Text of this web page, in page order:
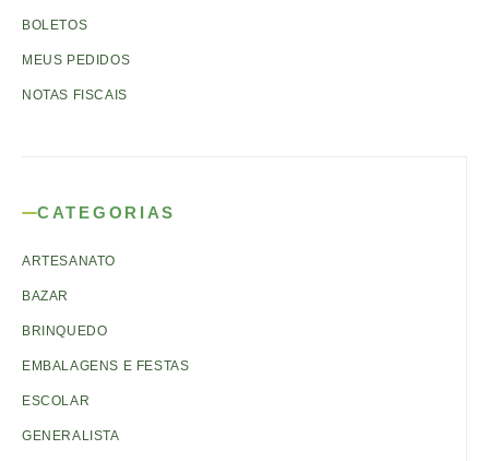
BOLETOS
MEUS PEDIDOS
NOTAS FISCAIS
CATEGORIAS
ARTESANATO
BAZAR
BRINQUEDO
EMBALAGENS E FESTAS
ESCOLAR
GENERALISTA